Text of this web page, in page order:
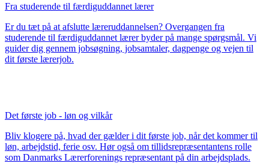
Fra studerende til færdiguddannet lærer
Er du tæt på at afslutte læreruddannelsen? Overgangen fra
studerende til færdiguddannet lærer byder på mange spørgsmål. Vi
guider dig gennem jobsøgning, jobsamtaler, dagpenge og vejen til
dit første lærerjob.
Det første job - løn og vilkår
Bliv klogere på, hvad der gælder i dit første job, når det kommer til
løn, arbejdstid, ferie osv. Hør også om tillidsrepræsentantens rolle
som Danmarks Lærerforenings repræsentant på din arbejdsplads.